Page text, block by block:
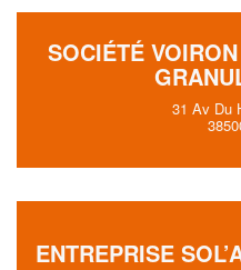
SOCIÉTÉ
31 Av Du
ENTREPRISE